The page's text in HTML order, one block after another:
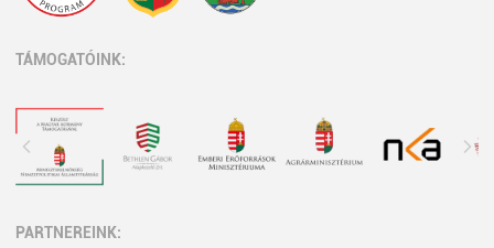
TÁMOGATÓINK:
PARTNEREINK: